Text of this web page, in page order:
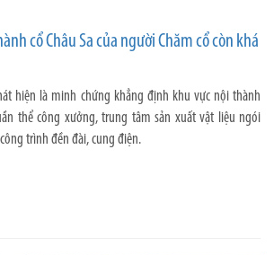
cổ Châu Sa của người Chăm cổ còn khá
hiện là minh chứng khẳng định khu vực nội thành
thể công xưởng, trung tâm sản xuất vật liệu ngói
trình đền đài, cung điện.